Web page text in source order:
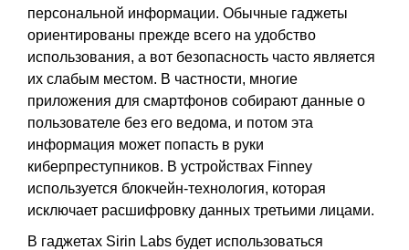
персональной информации. Обычные гаджеты
ориентированы прежде всего на удобство
использования, а вот безопасность часто является
их слабым местом. В частности, многие
приложения для смартфонов собирают данные о
пользователе без его ведома, и потом эта
информация может попасть в руки
киберпреступников. В устройствах Finney
используется блокчейн-технология, которая
исключает расшифровку данных третьими лицами.
В гаджетах Sirin Labs будет использоваться